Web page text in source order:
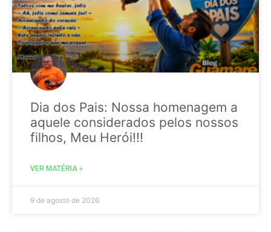
Dia dos Pais: Nossa homenagem a
aquele considerados pelos nossos
filhos, Meu Herói!!!
VER MATÉRIA »
9 de agosto de 2026